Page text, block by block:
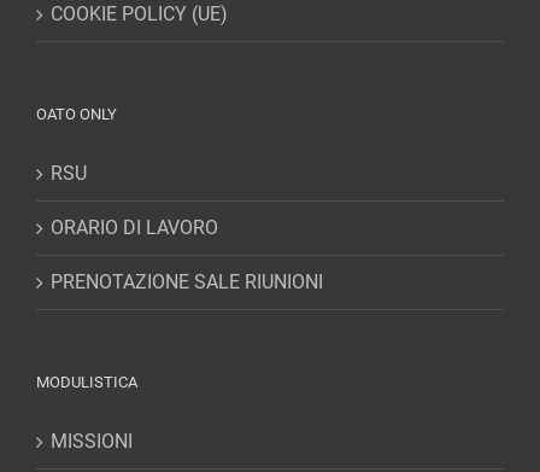
COOKIE POLICY (UE)
OATO ONLY
RSU
ORARIO DI LAVORO
PRENOTAZIONE SALE RIUNIONI
MODULISTICA
MISSIONI